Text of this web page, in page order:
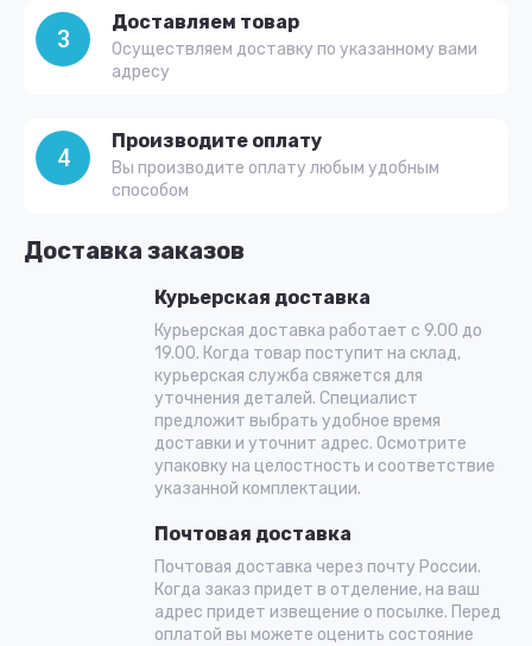
Доставка заказов
Курьерская доставка
Курьерская доставка работает с 9.00 до
19.00. Когда товар поступит на склад,
курьерская служба свяжется для
уточнения деталей. Специалист
предложит выбрать удобное время
доставки и уточнит адрес. Осмотрите
упаковку на целостность и соответствие
указанной комплектации.
Почтовая доставка
Почтовая доставка через почту России.
Когда заказ придет в отделение, на ваш
адрес придет извещение о посылке. Перед
оплатой вы можете оценить состояние
3
Доставляем товар
Осуществляем доставку по указанному вами
адресу
4
Производите оплату
Вы производите оплату любым удобным
способом